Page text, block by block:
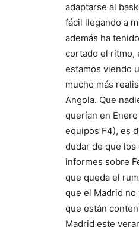
adaptarse al
fácil llegando a
además ha
cortado el ritmo,
estamos viendo
mucho más
Angola. Que
querían en
equipos F4), es
dudar de que
informes sobre
que queda el
que el Madrid no
que están
Madrid este